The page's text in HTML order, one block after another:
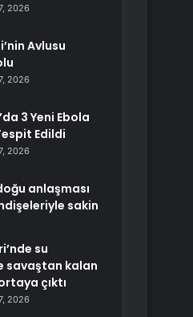
2026
Avlusu
2026
3 Yeni Ebola
Edildi
2026
anlaşması
sakin
su
savaştan kalan
çıktı
2026